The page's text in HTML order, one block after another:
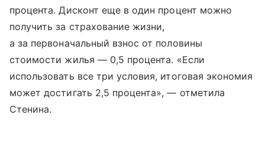
процента. Дисконт еще в один процент можно
получить за страхование жизни,
а за первоначальный взнос от половины
стоимости жилья — 0,5 процента. «Если
использовать все три условия, итоговая экономия
может достигать 2,5 процента», — отметила
Стенина.